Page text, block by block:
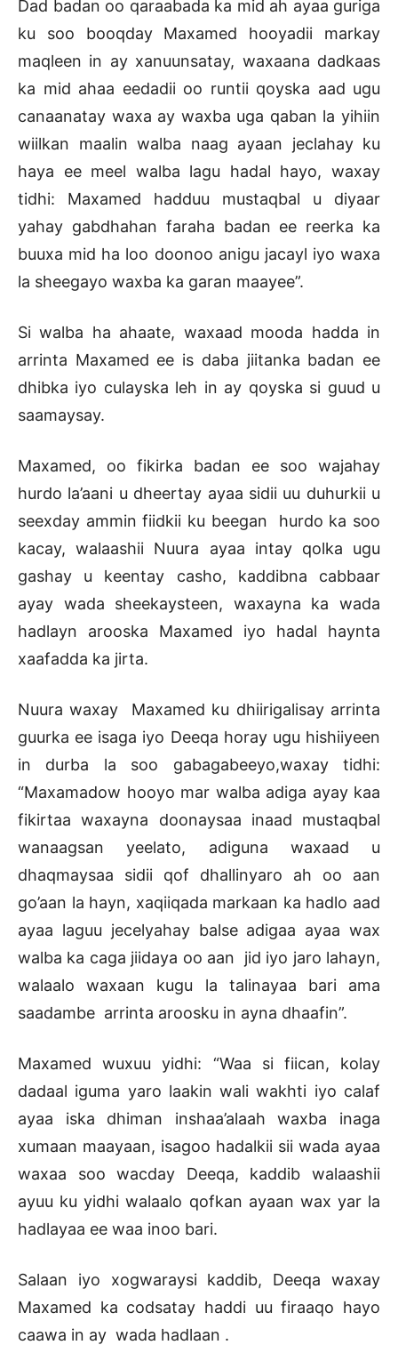
Dad badan oo qaraabada ka mid ah ayaa guriga
ku soo booqday Maxamed hooyadii markay
maqleen in ay xanuunsatay, waxaana dadkaas
ka mid ahaa eedadii oo runtii qoyska aad ugu
canaanatay waxa ay waxba uga qaban la yihiin
wiilkan maalin walba naag ayaan jeclahay ku
haya ee meel walba lagu hadal hayo, waxay
tidhi: Maxamed hadduu mustaqbal u diyaar
yahay gabdhahan faraha badan ee reerka ka
buuxa mid ha loo doonoo anigu jacayl iyo waxa
la sheegayo waxba ka garan maayee”.
Si walba ha ahaate, waxaad mooda hadda in
arrinta Maxamed ee is daba jiitanka badan ee
dhibka iyo culayska leh in ay qoyska si guud u
saamaysay.
Maxamed, oo fikirka badan ee soo wajahay
hurdo la’aani u dheertay ayaa sidii uu duhurkii u
seexday ammin fiidkii ku beegan hurdo ka soo
kacay, walaashii Nuura ayaa intay qolka ugu
gashay u keentay casho, kaddibna cabbaar
ayay wada sheekaysteen, waxayna ka wada
hadlayn arooska Maxamed iyo hadal haynta
xaafadda ka jirta.
Nuura waxay Maxamed ku dhiirigalisay arrinta
guurka ee isaga iyo Deeqa horay ugu hishiiyeen
in durba la soo gabagabeeyo,waxay tidhi:
“Maxamadow hooyo mar walba adiga ayay kaa
fikirtaa waxayna doonaysaa inaad mustaqbal
wanaagsan yeelato, adiguna waxaad u
dhaqmaysaa sidii qof dhallinyaro ah oo aan
go’aan la hayn, xaqiiqada markaan ka hadlo aad
ayaa laguu jecelyahay balse adigaa ayaa wax
walba ka caga jiidaya oo aan jid iyo jaro lahayn,
walaalo waxaan kugu la talinayaa bari ama
saadambe arrinta aroosku in ayna dhaafin”.
Maxamed wuxuu yidhi: “Waa si fiican, kolay
dadaal iguma yaro laakin wali wakhti iyo calaf
ayaa iska dhiman inshaa’alaah waxba inaga
xumaan maayaan, isagoo hadalkii sii wada ayaa
waxaa soo wacday Deeqa, kaddib walaashii
ayuu ku yidhi walaalo qofkan ayaan wax yar la
hadlayaa ee waa inoo bari.
Salaan iyo xogwaraysi kaddib, Deeqa waxay
Maxamed ka codsatay haddi uu firaaqo hayo
caawa in ay wada hadlaan .